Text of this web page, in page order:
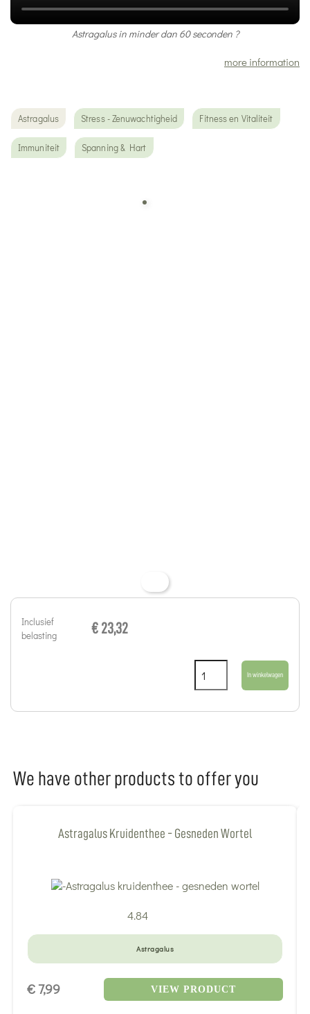
Astragalus in minder dan 60 seconden ?
more information
Astragalus Stress - Zenuwachtigheid Fitness en Vitaliteit
Immuniteit Spanning & Hart
Inclusief
belasting
€ 23,32
In winkelwagen
We have other products to offer you
Astragalus Kruidenthee - Gesneden Wortel
4.84
Astragalus
€ 7,99 VIEW PRODUCT